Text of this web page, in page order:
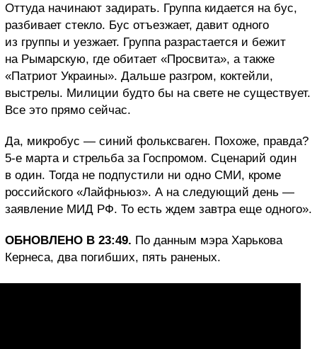
Оттуда начинают задирать. Группа кидается на бус,
разбивает стекло. Бус отъезжает, давит одного
из группы и уезжает. Группа разрастается и бежит
на Рымарскую, где обитает «Просвита», а также
«Патриот Украины». Дальше разгром, коктейли,
выстрелы. Милиции будто бы на свете не существует.
Все это прямо сейчас.
Да, микробус — синий фольксваген. Похоже, правда?
5-е марта и стрельба за Госпромом. Сценарий один
в один. Тогда не подпустили ни одно СМИ, кроме
российского «Лайфньюз». А на следующий день —
заявление МИД РФ. То есть ждем завтра еще одного».
ОБНОВЛЕНО В 23:49. По данным мэра Харькова
Кернеса, два погибших, пять раненых.